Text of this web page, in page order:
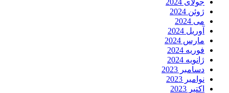
جولای 2024
ژوئن 2024
می 2024
آوریل 2024
مارس 2024
فوریه 2024
ژانویه 2024
دسامبر 2023
نوامبر 2023
اکتبر 2023